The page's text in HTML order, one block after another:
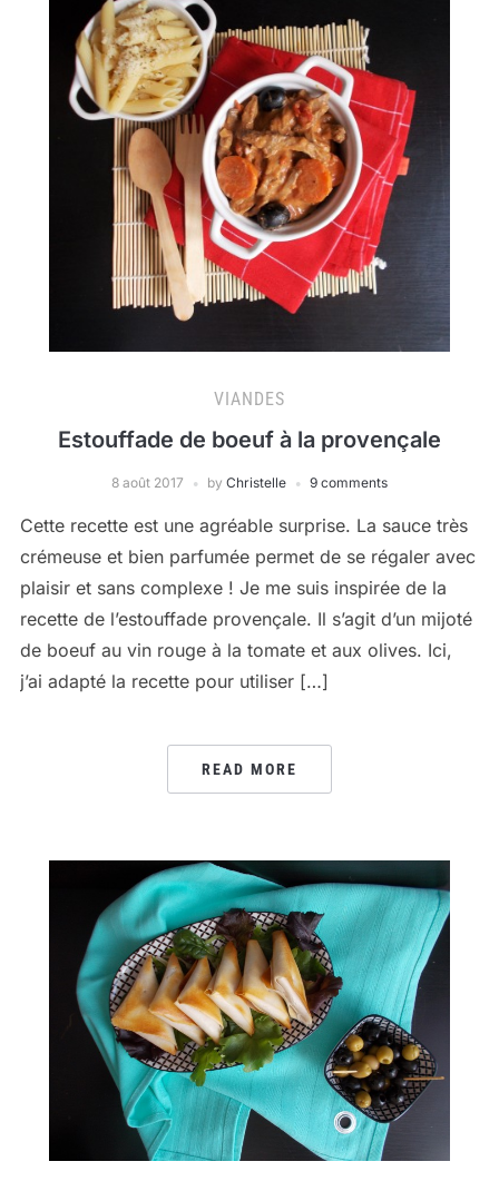
VIANDES
Estouffade de boeuf à la provençale
8 août 2017 by Christelle 9 comments
Cette recette est une agréable surprise. La sauce très
crémeuse et bien parfumée permet de se régaler avec
plaisir et sans complexe ! Je me suis inspirée de la
recette de l’estouffade provençale. Il s’agit d’un mijoté
de boeuf au vin rouge à la tomate et aux olives. Ici,
j’ai adapté la recette pour utiliser […]
READ MORE